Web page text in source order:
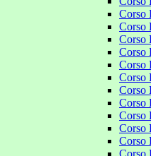
Corso
Corso
Corso
Corso
Corso
Corso
Corso
Corso
Corso
Corso
Corso
Corso